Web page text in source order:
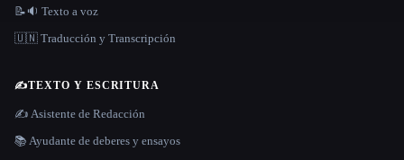
📝🔉 Texto a voz
🇺🇳 Traducción y Transcripción
✍️TEXTO Y ESCRITURA
✍️ Asistente de Redacción
📚 Ayudante de deberes y ensayos